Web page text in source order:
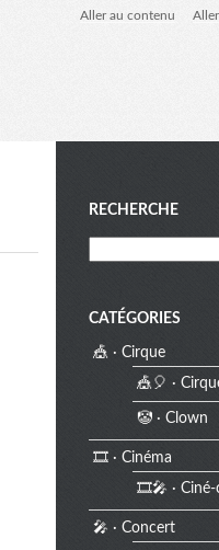
Aller au contenu
M
e
u
RECHERCHE
CATÉGORIES
🎪 · Cirque
🎪🎈 ·
🤡 · Clown
🎞️ · Cinéma
🎞️🎤 · Ciné-
🎤 · Concert